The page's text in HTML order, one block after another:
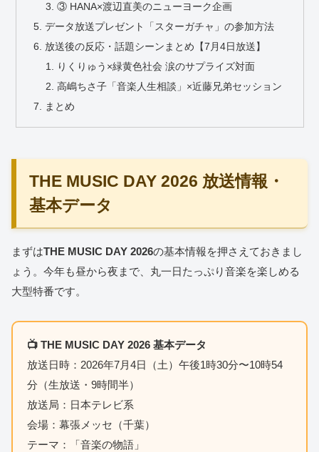
③ HANA×渡辺直美のニューヨーク企画
データ放送プレゼント「スターガチャ」の参加方法
放送後の反応・話題シーンまとめ【7月4日放送】
りくりゅう×緑黄色社会 涙のサプライズ対面
高嶋ちさ子「音楽人生相談」×近藤兄弟セッション
まとめ
THE MUSIC DAY 2026 放送情報・
基本データ
まずはTHE MUSIC DAY 2026の基本情報を押さえておきまし
ょう。今年も昼から夜まで、丸一日たっぷり音楽を楽しめる
大型特番です。
📺 THE MUSIC DAY 2026 基本データ
放送日時：2026年7月4日（土）午後1時30分〜10時54
分（生放送・9時間半）
放送局：日本テレビ系
会場：幕張メッセ（千葉）
テーマ：「音楽の物語」